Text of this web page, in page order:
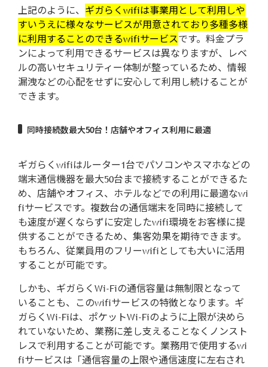
上記のように、 ギガらくwifiは事業用として利用しや
すいうえに様々なサービスが用意されており多種多様
に利用することのできるwifiサービスです。料金プラ
ンによって利用できるサービスは異なりますが、レベ
ルの高いセキュリティー体制が整っているため、情報
漏洩などの心配をせずに安心して利用し続けることが
できます。
同時接続数最大50台！店舗やオフィス利用に最適
ギガらくwifiはルーター1台でパソコンやスマホなどの
端末通信機器を最大50台まで接続することができるた
め、店舗やオフィス、ホテルなどでの利用に最適なwi
fiサービスです。複数台の通信端末を同時に接続して
も速度が遅くならずに安定したwifi環境をお客様に提
供することができるため、集客効果を期待できます。
もちろん、従業員用のフリーwifiとしても大いに活用
することが可能です。
しかも、ギガらくWi-Fiの通信容量は無制限となって
いることも、このwifiサービスの特徴となります。ギ
ガらくWi-Fiは、ポケットWi-Fiのように上限が決めら
れていないため、業務に差し支えることなくノンスト
レスで利用することが可能です。業務用で使用するwi
fiサービスは「通信容量の上限や通信速度に左右され